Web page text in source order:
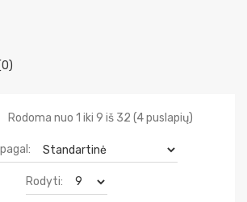
Rodoma nuo 1 iki 9 iš 32 (4 puslapių)
Rodyti: